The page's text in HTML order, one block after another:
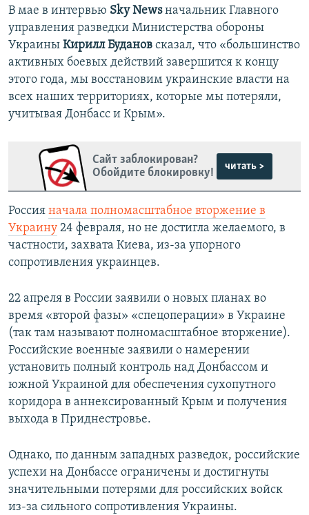
В мае в интервью Sky Newsначальник Главного
управления разведки Министерства обороны
Украины Кирилл Буданов сказал, что «большинство
активных боевых действий завершится к концу
этого года, мы восстановим украинские власти на
всех наших территориях, которые мы потеряли,
учитывая Донбасс и Крым».
Сайт заблокирован?
Обойдите блокировку!
читать >
Россия начала полномасштабное вторжение в
Украину 24 февраля, но не достигла желаемого, в
частности, захвата Киева, из-за упорного
сопротивления украинцев.
22 апреля в России заявили о новых планах во
время «второй фазы» «спецоперации» в Украине
(так там называют полномасштабное вторжение).
Российские военные заявили о намерении
установить полный контроль над Донбассом и
южной Украиной для обеспечения сухопутного
коридора в аннексированный Крым и получения
выхода в Приднестровье.
Однако, по данным западных разведок, российские
успехи на Донбассе ограничены и достигнуты
значительными потерями для российских войск
из-за сильного сопротивления Украины.